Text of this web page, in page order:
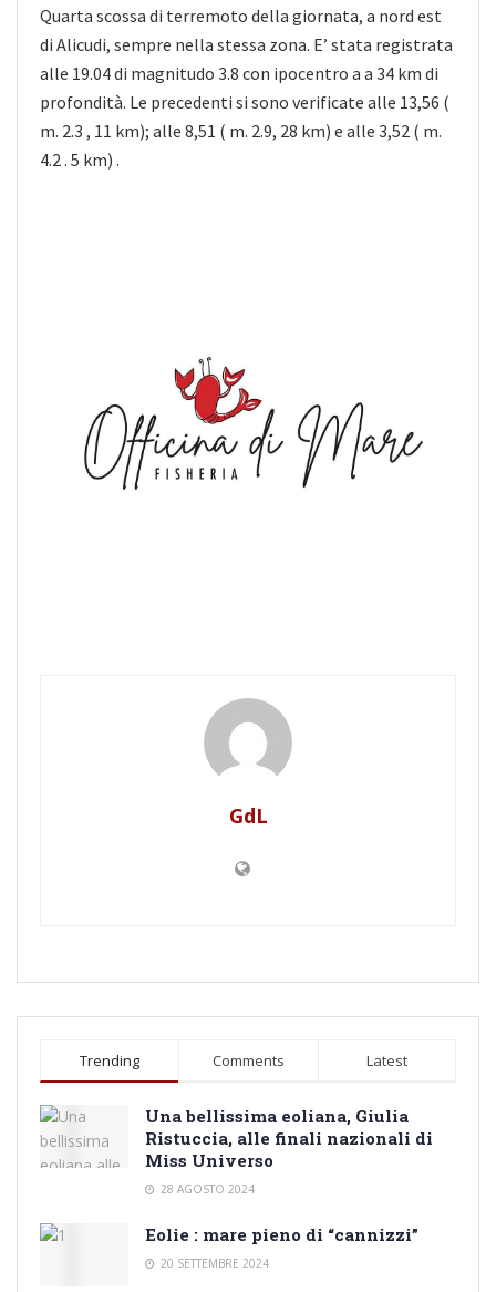
Quarta scossa di terremoto della giornata, a nord est
di Alicudi, sempre nella stessa zona. E’ stata registrata
alle 19.04 di magnitudo 3.8 con ipocentro a a 34 km di
profondità. Le precedenti si sono verificate alle 13,56 (
m. 2.3 , 11 km); alle 8,51 ( m. 2.9, 28 km) e alle 3,52 ( m.
4.2 . 5 km) .
GdL
Trending Comments Latest
Una bellissima eoliana, Giulia
Ristuccia, alle finali nazionali di
Miss Universo
28 AGOSTO 2024
Eolie : mare pieno di “cannizzi”
20 SETTEMBRE 2024